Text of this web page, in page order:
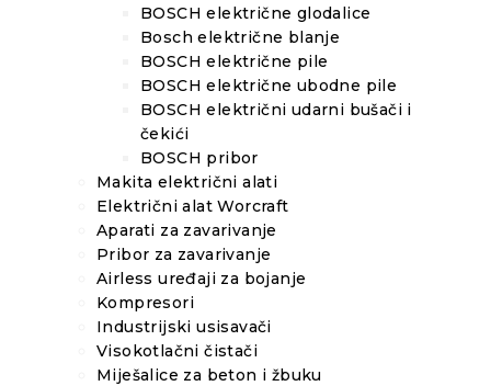
BOSCH električne glodalice
Bosch električne blanje
BOSCH električne pile
BOSCH električne ubodne pile
BOSCH električni udarni bušači i
čekići
BOSCH pribor
Makita električni alati
Električni alat Worcraft
Aparati za zavarivanje
Pribor za zavarivanje
Airless uređaji za bojanje
Kompresori
Industrijski usisavači
Visokotlačni čistači
Miješalice za beton i žbuku